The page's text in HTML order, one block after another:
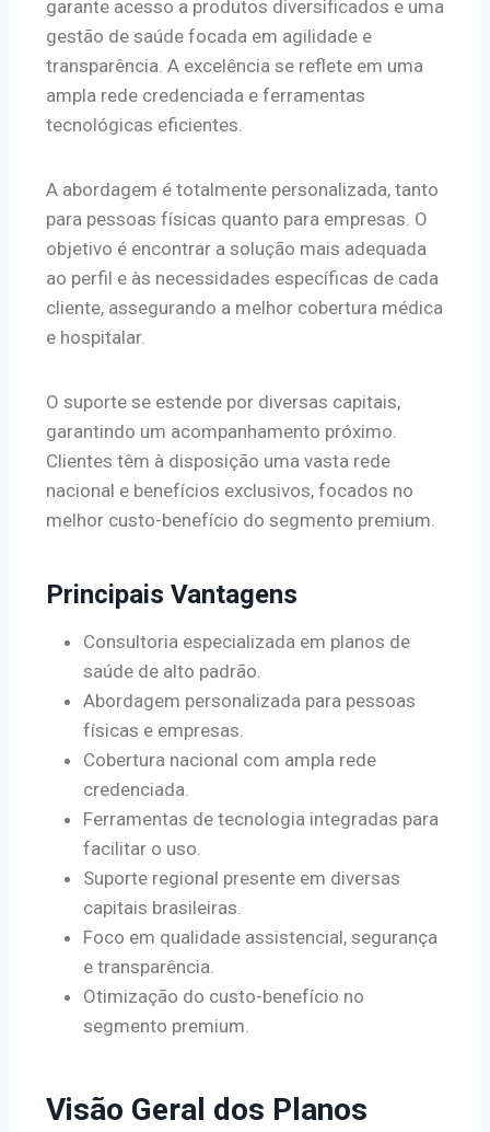
garante acesso a produtos diversificados e uma
gestão de saúde focada em agilidade e
transparência. A excelência se reflete em uma
ampla rede credenciada e ferramentas
tecnológicas eficientes.
A abordagem é totalmente personalizada, tanto
para pessoas físicas quanto para empresas. O
objetivo é encontrar a solução mais adequada
ao perfil e às necessidades específicas de cada
cliente, assegurando a melhor cobertura médica
e hospitalar.
O suporte se estende por diversas capitais,
garantindo um acompanhamento próximo.
Clientes têm à disposição uma vasta rede
nacional e benefícios exclusivos, focados no
melhor custo-benefício do segmento premium.
Principais Vantagens
Consultoria especializada em planos de
saúde de alto padrão.
Abordagem personalizada para pessoas
físicas e empresas.
Cobertura nacional com ampla rede
credenciada.
Ferramentas de tecnologia integradas para
facilitar o uso.
Suporte regional presente em diversas
capitais brasileiras.
Foco em qualidade assistencial, segurança
e transparência.
Otimização do custo-benefício no
segmento premium.
Visão Geral dos Planos